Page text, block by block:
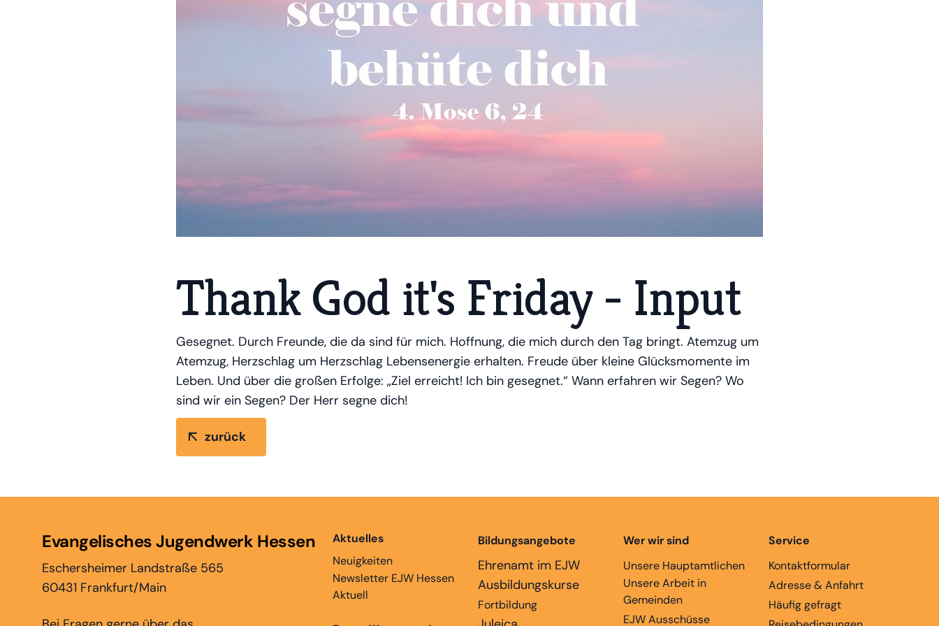
Thank God it's Friday - Input
Gesegnet. Durch Freunde, die da sind für mich. Hoffnung, die mich durch den Tag bringt. Atemzug um
Atemzug, Herzschlag um Herzschlag Lebensenergie erhalten. Freude über kleine Glücksmomente im
Leben. Und über die großen Erfolge: „Ziel erreicht! Ich bin gesegnet.“ Wann erfahren wir Segen? Wo
sind wir ein Segen? Der Herr segne dich!
zurück
Evangelisches Jugendwerk Hessen
Eschersheimer Landstraße 565
60431 Frankfurt/Main
Aktuelles
Neuigkeiten
Newsletter EJW Hessen
Aktuell
Bildungsangebote
Ehrenamt im EJW
Ausbildungskurse
Fortbildung
Wer wir sind
Unsere Hauptamtlichen
Unsere Arbeit in
Gemeinden
EJW Ausschüsse
Service
Kontaktformular
Adresse & Anfahrt
Häufig gefragt